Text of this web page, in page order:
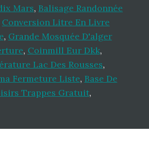
Mars, Balisage Randonnée
Conversion Litre En Livre
, Grande Mosquée D'alger
, Coinmill Eur Dkk,
Lac Des Rousses,
Fermeture Liste, Base De
Trappes Gratuit,